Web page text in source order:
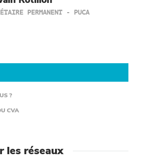
PERMANENT - PUCA
?
CVA
les réseaux